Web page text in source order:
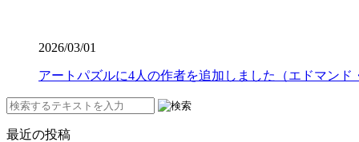
2026/03/01
アートパズルに4人の作者を追加しました（エドマンド
最近の投稿